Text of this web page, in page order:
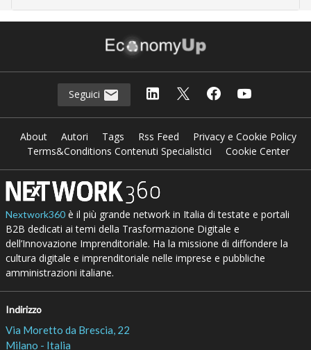
Seguici
About Autori Tags Rss Feed
Privacy e Cookie Policy
Terms&Conditions Contenuti Specialistici
Cookie Center
Nextwork360è il più grande network in Italia di testate e portali
B2B dedicati ai temi della Trasformazione Digitale e
dell’Innovazione Imprenditoriale. Ha la missione di diffondere la
cultura digitale e imprenditoriale nelle imprese e pubbliche
amministrazioni italiane.
Indirizzo
Via Moretto da Brescia, 22
Milano - Italia